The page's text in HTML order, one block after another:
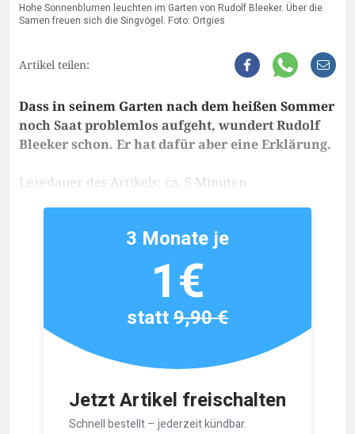
Hohe Sonnenblumen leuchten im Garten von Rudolf Bleeker. Über die
Samen freuen sich die Singvögel. Foto: Ortgies
Artikel teilen:
Dass in seinem Garten nach dem heißen Sommer
noch Saat problemlos aufgeht, wundert Rudolf
Bleeker schon. Er hat dafür aber eine Erklärung.
Lesedauer des Artikels: ca. 5 Minuten
Jetzt Artikel freischalten
Schnell bestellt – jederzeit kündbar.
3 Monate je
1€
statt9,90 €